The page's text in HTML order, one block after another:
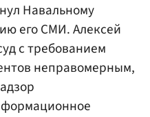
Навальному
его СМИ. Алексей
с требованием
неправомерным,